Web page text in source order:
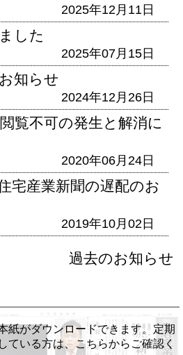
2025年12月11日
した
2025年07月15日
知らせ
2024年12月26日
覧不可の発生と解消に
2020年06月24日
宅産業新聞の遅配のお
2019年10月02日
過去のお知らせ
紙がダウンロードできます。定期
ている方は、こちらからご確認く